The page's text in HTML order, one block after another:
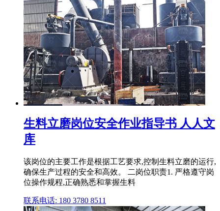
生料立磨岗位安全作业指导书 人人文
库
该岗位的主要工作是根据工艺要求,控制生料立磨的运行,
确保生产过程的安全和高效。 二岗位职责1. 严格遵守岗
位操作规程,正确熟悉和掌握生料
联系电话: 180 3780 8511